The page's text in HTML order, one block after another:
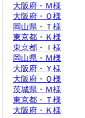
大阪府・Ｍ様
大阪府・Ｏ様
岡山県・Ｔ様
東京都・Ｋ様
東京都・Ｉ様
岡山県・Ｍ様
大阪府・Ｙ様
大阪府・Ｏ様
茨城県・Ｍ様
東京都・Ｔ様
大阪府・Ｋ様